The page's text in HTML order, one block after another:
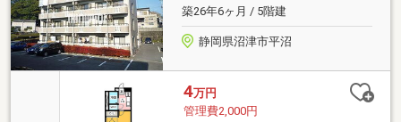
築26年6ヶ月 / 5階建
静岡県沼津市平沼
4万円
管理費2,000円